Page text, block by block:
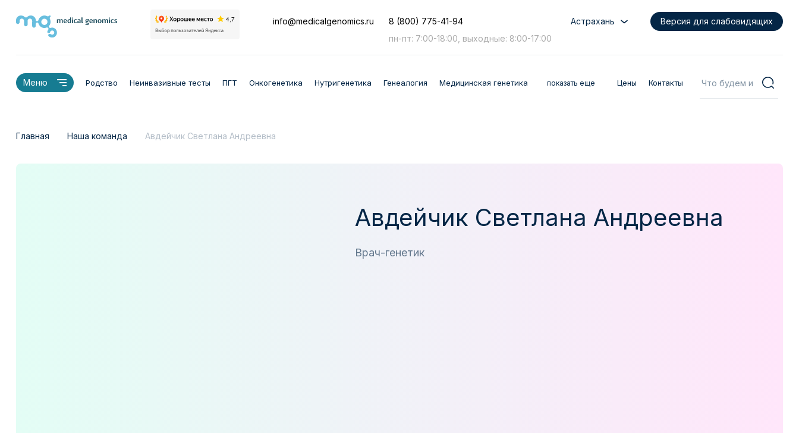
info@medicalgenomics.ru
8 (800) 775-41-94
пн-пт: 7:00-18:00, выходные: 8:00-17:00
Астрахань Версия для слабовидящих
Меню Родство Неинвазивные тесты ПГТ Онкогенетика Нутригенетика Генеалогия Медицинская генетика показать еще Цены Контакты
Главная Наша команда Авдейчик Светлана Андреевна
Авдейчик Светлана Андреевна
Врач-генетик